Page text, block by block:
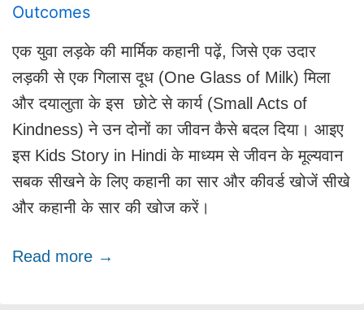
Outcomes
एक युवा लड़के की मार्मिक कहानी पढ़ें, जिसे एक उदार
लड़की से एक गिलास दूध (One Glass of Milk) मिला
और दयालुता के इस छोटे से कार्य (Small Acts of
Kindness) ने उन दोनों का जीवन कैसे बदल दिया। आइए
इस Kids Story in Hindi के माध्यम से जीवन के मूल्यवान
सबक सीखने के लिए कहानी का सार और कीवर्ड खोजें सीखे
और कहानी के सार की खोज करें।
Read more →